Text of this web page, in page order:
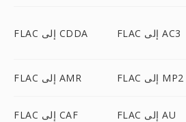
FLAC إلى CDDA FLAC إلى AC3
FLAC إلى AMR FLAC إلى MP2
FLAC إلى CAF FLAC إلى AU